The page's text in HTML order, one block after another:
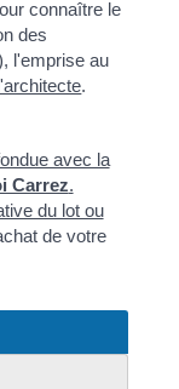
connaître le
des
l'emprise au
.
avec la
Carrez.
du lot ou
de votre